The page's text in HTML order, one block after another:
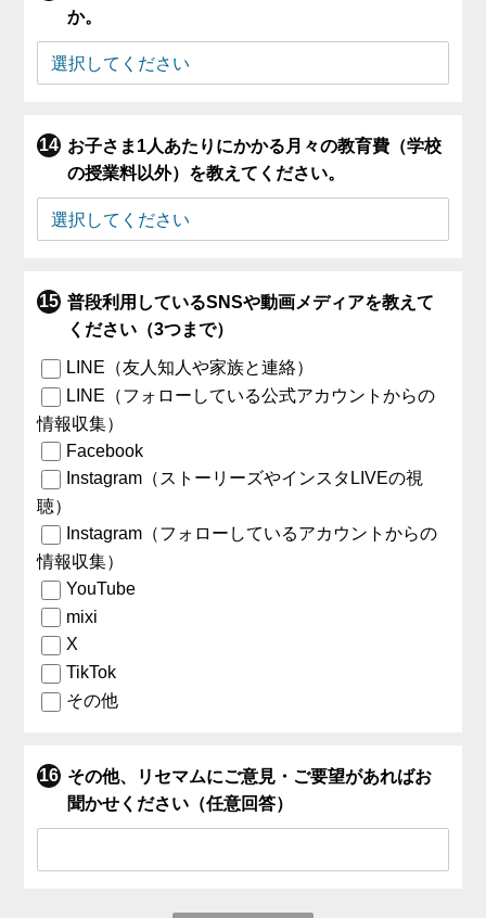
か。
お子さま1人あたりにかかる月々の教育費（学校
の授業料以外）を教えてください。
普段利用しているSNSや動画メディアを教えて
ください（3つまで）
LINE（友人知人や家族と連絡）
LINE（フォローしている公式アカウントからの
情報収集）
Facebook
Instagram（ストーリーズやインスタLIVEの視
聴）
Instagram（フォローしているアカウントからの
情報収集）
YouTube
mixi
X
TikTok
その他
その他、リセマムにご意見・ご要望があればお
聞かせください（任意回答）